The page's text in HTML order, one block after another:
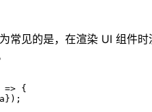
常见的是，在渲染 UI 组件
{